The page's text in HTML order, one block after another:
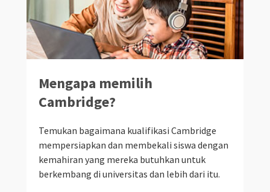
Mengapa memilih
Cambridge?
Temukan bagaimana kualifikasi Cambridge
mempersiapkan dan membekali siswa dengan
kemahiran yang mereka butuhkan untuk
berkembang di universitas dan lebih dari itu.